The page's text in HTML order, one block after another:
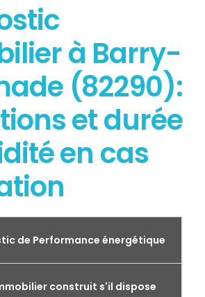
à Barry-
(82290):
et durée
en cas
de Performance énergétique
construit s'il dispose